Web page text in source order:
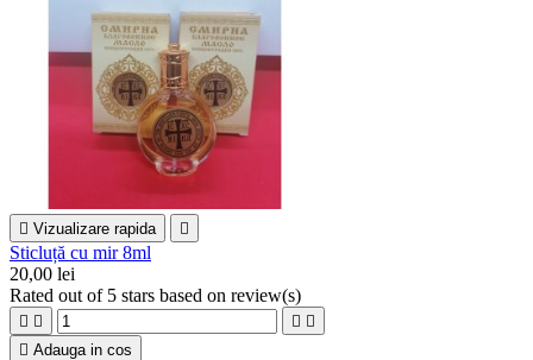
 Vizualizare rapida 
Sticluță cu mir 8ml
20,00 lei
Rated out of 5 stars based on review(s)
   
 Adauga in cos